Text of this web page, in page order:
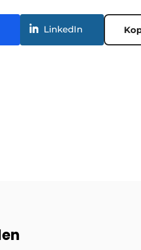
LinkedIn